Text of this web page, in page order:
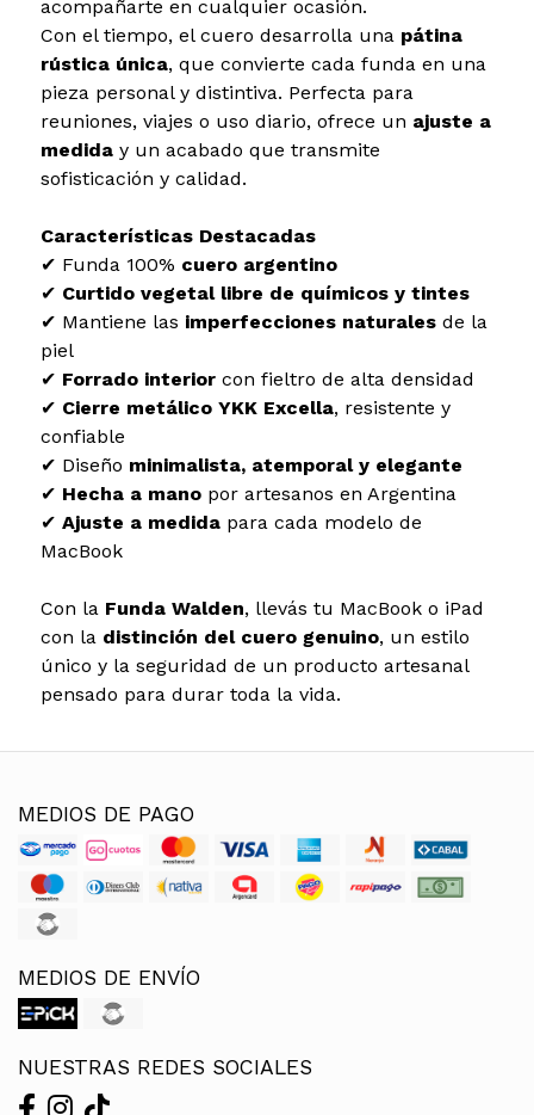
acompañarte en cualquier ocasión.
Con el tiempo, el cuero desarrolla una pátina
rústica única, que convierte cada funda en una
pieza personal y distintiva. Perfecta para
reuniones, viajes o uso diario, ofrece un ajuste a
mediday un acabado que transmite
sofisticación y calidad.
Características Destacadas
✔ Funda 100% cuero argentino
✔ Curtido vegetal libre de químicos y tintes
✔ Mantiene las imperfecciones naturalesde la
piel
✔ Forrado interiorcon fieltro de alta densidad
✔ Cierre metálico YKK Excella, resistente y
confiable
✔ Diseño minimalista, atemporal y elegante
✔ Hecha a manopor artesanos en Argentina
✔ Ajuste a medidapara cada modelo de
MacBook
Con la Funda Walden, llevás tu MacBook o iPad
con la distinción del cuero genuino, un estilo
único y la seguridad de un producto artesanal
pensado para durar toda la vida.
MEDIOS DE PAGO
MEDIOS DE ENVÍO
NUESTRAS REDES SOCIALES